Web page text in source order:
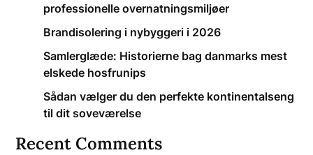
professionelle overnatningsmiljøer
Brandisolering i nybyggeri i 2026
Samlerglæde: Historierne bag danmarks mest
elskede hosfrunips
Sådan vælger du den perfekte kontinentalseng
til dit soveværelse
Recent Comments